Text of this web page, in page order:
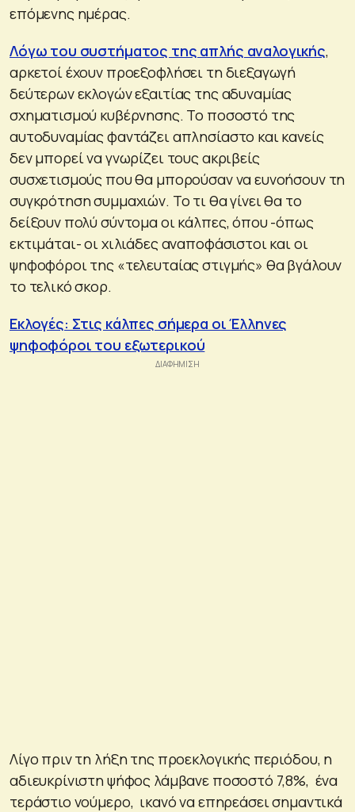
επόμενης ημέρας.
Λόγω του συστήματος της απλής αναλογικής,
αρκετοί έχουν προεξοφλήσει τη διεξαγωγή
δεύτερων εκλογών εξαιτίας της αδυναμίας
σχηματισμού κυβέρνησης. Το ποσοστό της
αυτοδυναμίας φαντάζει απλησίαστο και κανείς
δεν μπορεί να γνωρίζει τους ακριβείς
συσχετισμούς που θα μπορούσαν να ευνοήσουν τη
συγκρότηση συμμαχιών. Το τι θα γίνει θα το
δείξουν πολύ σύντομα οι κάλπες, όπου -όπως
εκτιμάται- οι χιλιάδες αναποφάσιστοι και οι
ψηφοφόροι της «τελευταίας στιγμής» θα βγάλουν
το τελικό σκορ.
Εκλογές: Στις κάλπες σήμερα οι Έλληνες
ψηφοφόροι του εξωτερικού
Λίγο πριν τη λήξη της προεκλογικής περιόδου, η
αδιευκρίνιστη ψήφος λάμβανε ποσοστό 7,8%, ένα
τεράστιο νούμερο, ικανό να επηρεάσει σημαντικά